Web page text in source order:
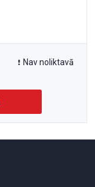
Nav noliktavā